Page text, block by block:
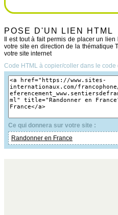
POSE D'UN LIEN HTML
Il est tout à fait permis de placer un
votre site en direction de la thématique
votre site internet
Code HTML à copier/coller dans le code
Ce qui donnera sur votre site :
Randonner en France